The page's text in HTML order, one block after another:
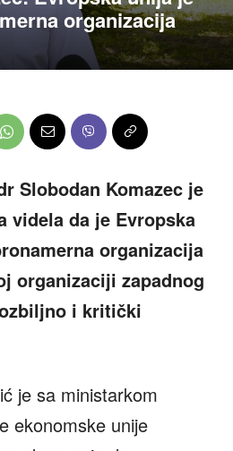
organizacija
Slobodan Komazec je
videla da je Evropska
organizacija
organizaciji zapadnog
i kritički
je sa ministarkom
ekonomske unije